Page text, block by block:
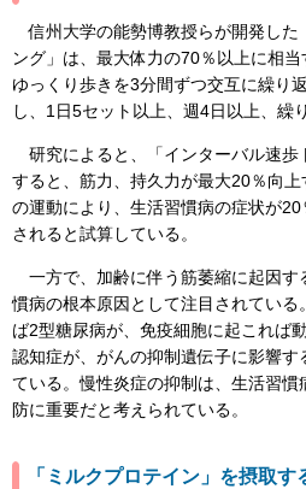
信州大学の能勢博教授らが開発した
ング」は、最大体力の70％以上に相
ゆっくり歩きを3分間ずつ交互に繰り
し、1日5セット以上、週4日以上、繰
研究によると、「インターバル速歩
すると、筋力、持久力が最大20％向
の運動により、生活習慣病の症状が
されると試算している。
一方で、加齢に伴う筋萎縮に起因す
慣病の根本原因として注目されてい
ば2型糖尿病が、免疫細胞に起これば
認知症が、がんの抑制遺伝子に影響
ている。慢性炎症の抑制は、生活習
防に重要だと考えられている。
「ミルクプロテイン」を摂取す